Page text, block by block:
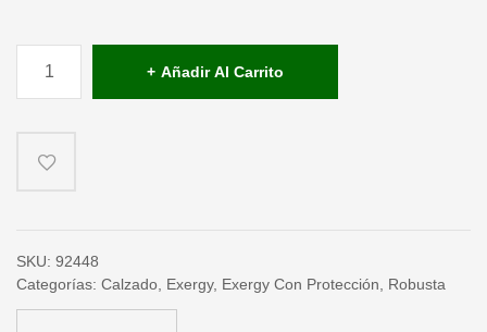
EXERGY
Añadir Al Carrito
SKU: 92448
Categorías: Calzado Exergy, Exergy Con Protección Robusta